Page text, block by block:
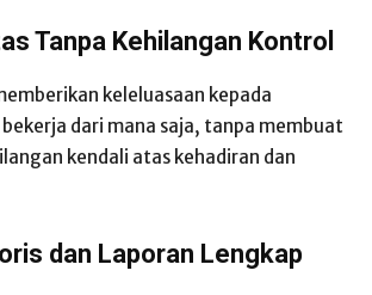
Tanpa Kehilangan Kontrol
keleluasaan kepada
dari mana saja, tanpa membuat
kendali atas kehadiran dan
dan Laporan Lengkap